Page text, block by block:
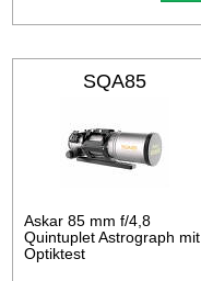
SQA85
Askar 85 mm f/4,8
Quintuplet Astrograph mit
Optiktest